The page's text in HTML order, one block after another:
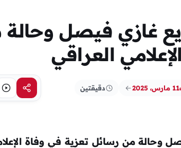
غازي فيصل
العراقي
11 مارس، 2025 دقيقتين مشاركة
وحالة من رسائل تعزية في وفاة